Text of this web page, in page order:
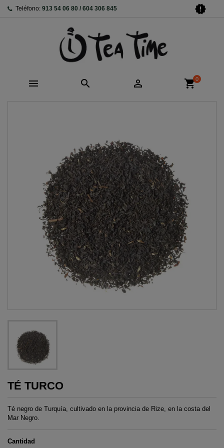
Teléfono: 913 54 06 80 / 604 306 845 new_releases
   shopping_cart0
TÉ TURCO
Té negro de Turquía, cultivado en la provincia de Rize, en la costa del
Mar Negro.
Cantidad